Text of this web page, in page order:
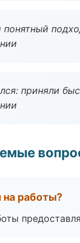
приняли
на работы?